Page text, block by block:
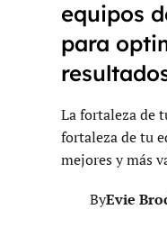
equipos
para
La fortaleza de
fortaleza de tu
mejores y más
ByEvie